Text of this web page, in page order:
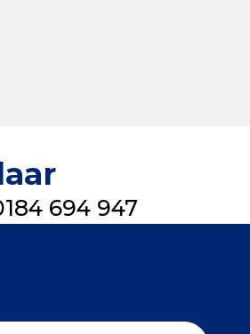
694 947